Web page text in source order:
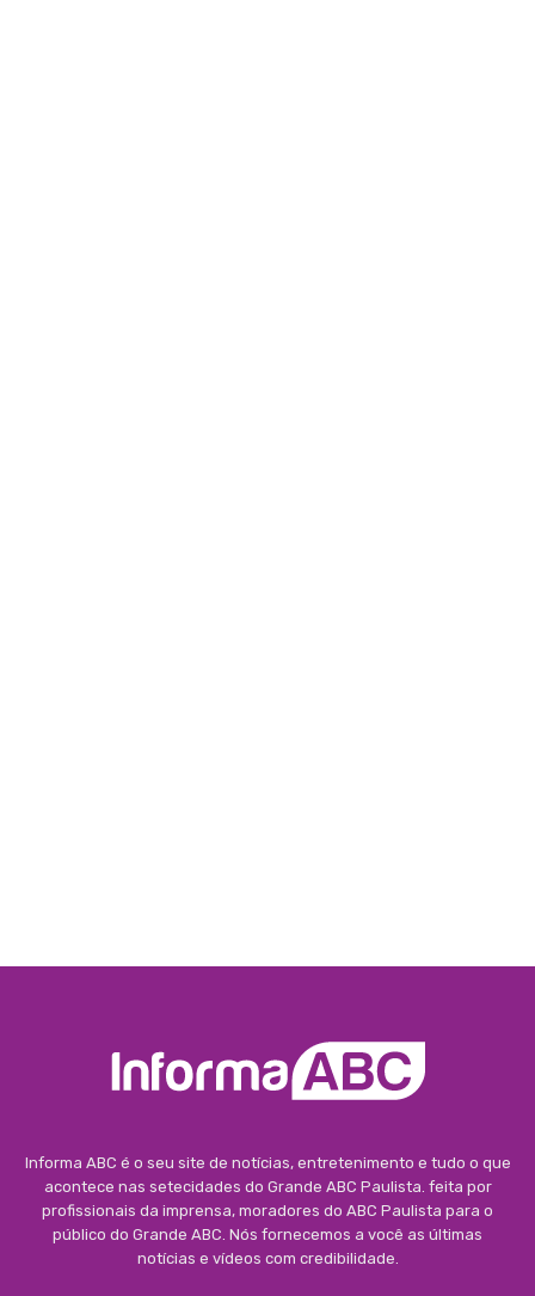
Informa ABC é o seu site de notícias, entretenimento e tudo o que
acontece nas setecidades do Grande ABC Paulista. feita por
profissionais da imprensa, moradores do ABC Paulista para o
público do Grande ABC. Nós fornecemos a você as últimas
notícias e vídeos com credibilidade.